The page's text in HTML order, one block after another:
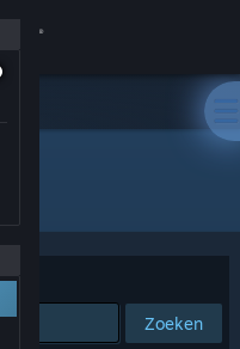
Zoeken